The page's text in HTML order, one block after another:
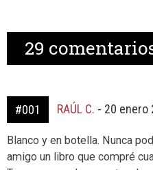
29
#001 RAÚL C. - 20 enero
Blanco y en botella. Nunca
amigo un libro que compré